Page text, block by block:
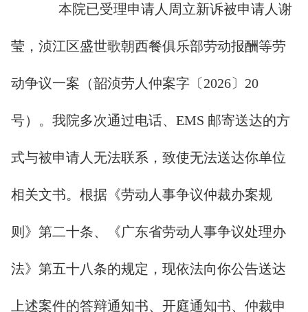
本院已受理申请人周立新诉被申请人谢
莹，浈江区盛世歌朝西餐俱乐部劳动报酬等劳
动争议一案（韶浈劳人仲案字〔2026〕20
号）。我院多次通过电话、EMS 邮寄送达的方
式与被申请人无法联系，致使无法送达你单位
相关文书。根据《劳动人事争议仲裁办案规
则》第二十条、《广东省劳动人事争议处理办
法》第五十八条的规定，现依法向你公告送达
上述案件的答辩通知书、开庭通知书、仲裁申